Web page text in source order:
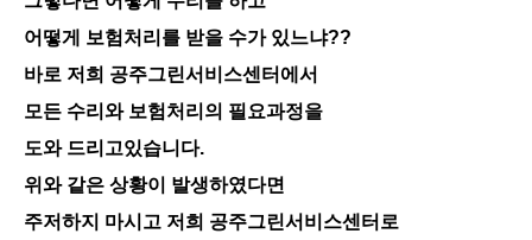
어떻게 보험처리를 받을 수가 있느냐??
바로 저희 공주그린서비스센터에서
모든 수리와 보험처리의 필요과정을
도와 드리고있습니다.
위와 같은 상황이 발생하였다면
주저하지 마시고 저희 공주그린서비스센터로